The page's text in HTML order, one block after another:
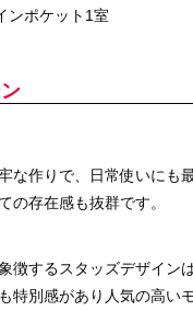
ンポケット1室
な作りで、日常使いにも
の存在感も抜群です。
徴するスタッズデザイン
特別感があり人気の高い